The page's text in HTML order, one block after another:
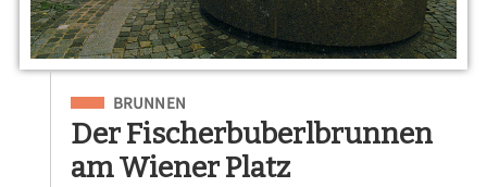
Eingeordnet unter
BRUNNEN
Der Fischerbuberlbrunnen
am Wiener Platz